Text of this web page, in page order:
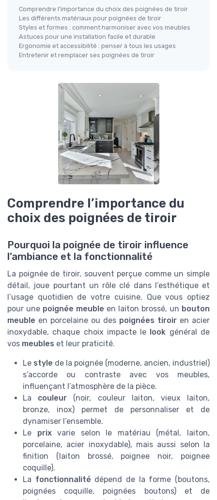
Comprendre l’importance du choix des poignées de tiroir
Les différents matériaux pour poignées de tiroir
Styles et formes : comment harmoniser avec vos meubles
Astuces pour une installation facile et durable
Ergonomie et accessibilité : penser à tous les usages
Entretenir et remplacer ses poignées de tiroir
Comprendre l’importance du
choix des poignées de tiroir
Pourquoi la poignée de tiroir influence
l’ambiance et la fonctionnalité
La poignée de tiroir, souvent perçue comme un simple
détail, joue pourtant un rôle clé dans l’esthétique et
l’usage quotidien de votre cuisine. Que vous optiez
pour une poignée meuble en laiton brossé, un bouton
meuble en porcelaine ou des poignées tiroir en acier
inoxydable, chaque choix impacte le
look général de
vos meubles et leur praticité.
Le style de la poignée (moderne, ancien, industriel)
s’accorde ou contraste avec vos meubles,
influençant l’atmosphère de la pièce.
La couleur (noir, couleur laiton, vieux laiton,
bronze, inox) permet de personnaliser et de
dynamiser l’ensemble.
Le prixvarie selon le matériau (métal, laiton,
porcelaine, acier inoxydable), mais aussi selon la
finition (laiton brossé, poignee noir, poignee
coquille).
La fonctionnalité dépend de la forme (boutons,
poignées coquille, poignées boutons) et de